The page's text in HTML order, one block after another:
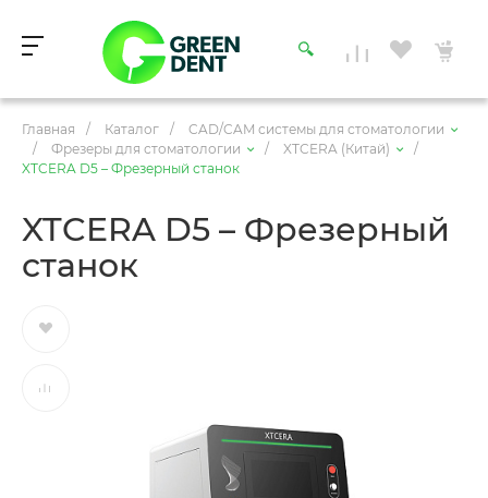
Главная / Каталог /
CAD/CAM системы для стоматологии
/
Фрезеры для стоматологии / XTCERA (Китай)
/
XTCERA D5 – Фрезерный станок
XTCERA D5 – Фрезерный
станок